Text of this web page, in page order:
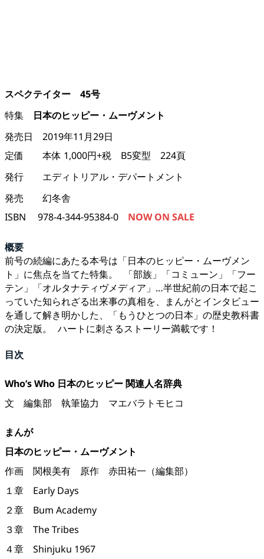
スペクテイター 45号
特集 日本のヒッピー・ムーヴメント
発売日 2019年11月29日
定価
本体 1,000円+税 B5変型 224頁
発行 エディトリアル・デパートメント
発売 幻冬舎
ISBN 978-4-344-95384-0 NOW ON SALE
概要
前号の続編にあたる本号は「日本のヒッピー・ムーヴメン
ト」に焦点を当てた特集。 「部族」「コミューン」「フー
テン」「オルタナティヴメディア」…半世紀前の日本で起こ
っていた知られざる出来事の真相を、まんがとインタビュー
を通して解き明かした、「もうひとつの日本」の歴史教科書
の決定版。 ハートに刺さるストーリー満載です！
目次
Who’s Who 日本のヒッピー 関連人名辞典
文 編集部 執筆協力 マエバラトモヒコ
まんが
日本のヒッピー・ムーヴメント
作画 関根美有 原作 赤田祐一 （編集部）
１章 Early Days
２章 Bum Academy
３章 The Tribes
４章 Shinjuku 1967